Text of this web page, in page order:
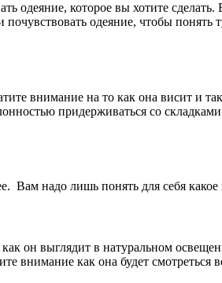
одеяние, которое вы хотите
одеяние, чтобы понять
внимание на то как она висит и
придерживаться со
надо лишь понять для себя какое
он выглядит в натуральном
внимание как она будет смотреться